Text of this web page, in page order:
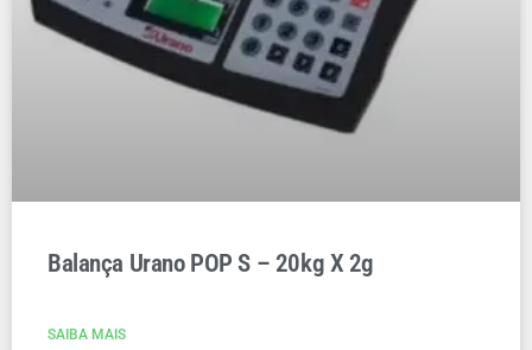
Balança Urano POP S – 20kg X 2g
SAIBA MAIS